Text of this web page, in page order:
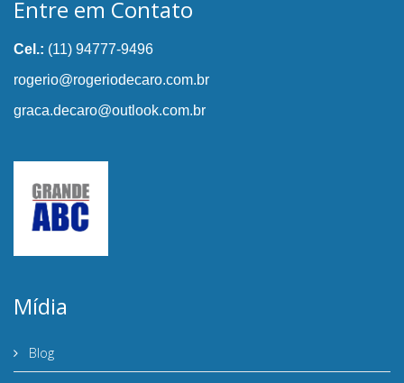
Entre em Contato
Cel.: (11) 94777-9496
rogerio@rogeriodecaro.com.br
graca.decaro@outlook.com.br
Mídia
Blog